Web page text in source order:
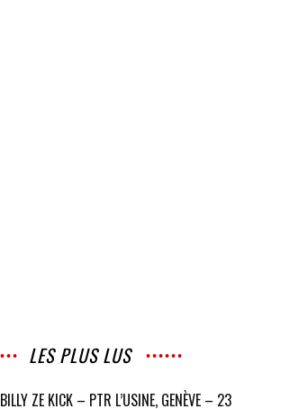
LES PLUS LUS
BILLY ZE KICK – PTR L’USINE, GENÈVE – 23